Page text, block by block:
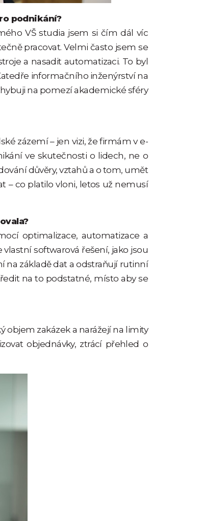
podnikání?
VŠ studia jsem si čím dál víc
pracovat. Velmi často jsem se
a nasadit automatizaci. To byl
informačního inženýrství na
na pomezí akademické sféry
zázemí – jen vizi, že firmám v e-
ve skutečnosti o lidech, ne o
důvěry, vztahů a o tom, umět
– co platilo vloni, letos už nemusí
optimalizace, automatizace a
softwarová řešení, jako jsou
na základě dat a odstraňují rutinní
na to podstatné, místo aby se
objem zakázek a narážejí na limity
objednávky, ztrácí přehled o